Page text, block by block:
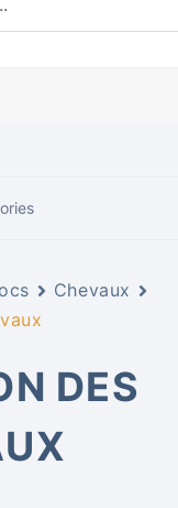
Chevaux
DES